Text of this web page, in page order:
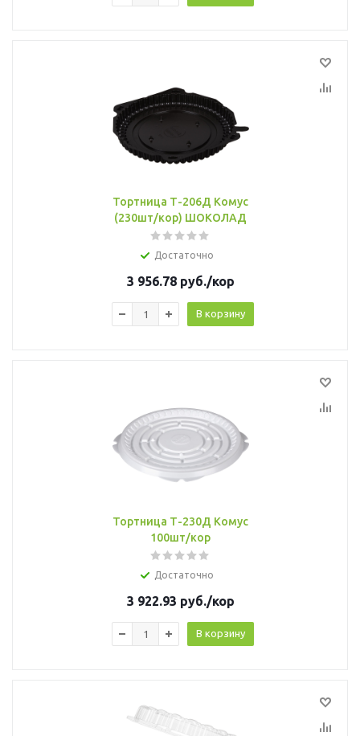
Тортница Т-206Д Комус
(230шт/кор) ШОКОЛАД
Достаточно
3 956.78руб./кор
В корзину
Тортница Т-230Д Комус
100шт/кор
Достаточно
3 922.93 руб./кор
В корзину